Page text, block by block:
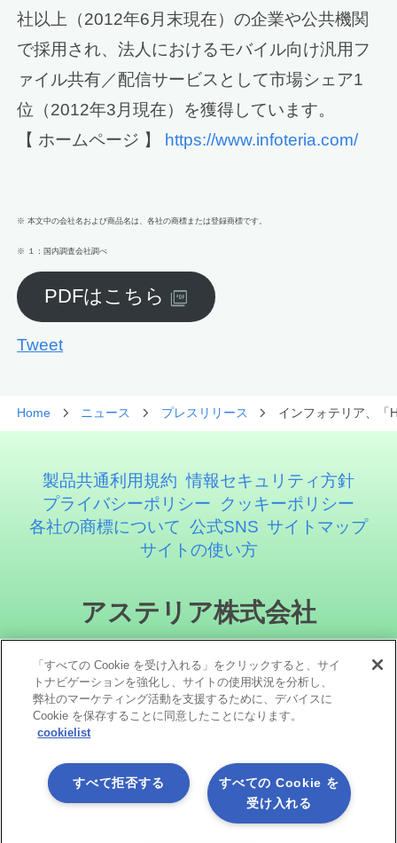
社以上（2012年6月末現在）の企業や公共機関
で採用され、法人におけるモバイル向け汎用フ
ァイル共有／配信サービスとして市場シェア1
位（2012年3月現在）を獲得しています。
【 ホームページ 】
https://www.infoteria.com/
※ 本文中の会社名および商品名は、各社の商標または登録商標です。
※ １：国内調査会社調べ
PDFはこちら
Tweet
Home ニュース プレスリリース インフォテリア、「
製品共通利用規約 情報セキュリティ方針
プライバシーポリシー
クッキーポリシー
各社の商標について 公式SNS サイトマップ
サイトの使い方
アステリア株式会社
ソーシャルメディア
「すべての Cookie を受け入れる」をクリックすると、サイ
トナビゲーションを強化し、サイトの使用状況を分析し、
弊社のマーケティング活動を支援するために、デバイスに
Cookie を保存することに同意したことになります。
cookielist
すべての Cookie を
受け入れる
すべて拒否する